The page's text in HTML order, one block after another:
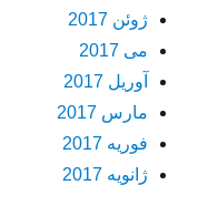
ژوئن 2017
می 2017
آوریل 2017
مارس 2017
فوریه 2017
ژانویه 2017